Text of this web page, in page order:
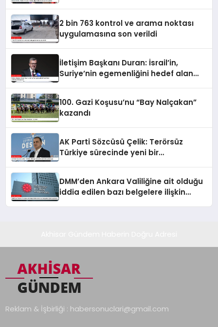
2 bin 763 kontrol ve arama noktası
uygulamasına son verildi
İletişim Başkanı Duran: İsrail’in,
Suriye’nin egemenliğini hedef alan
100. Gazi Koşusu’nu “Bay Nalçakan”
kazandı
AK Parti Sözcüsü Çelik: Terörsüz
Türkiye sürecinde yeni bir
DMM’den Ankara Valiliğine ait olduğu
iddia edilen bazı belgelere ilişkin
Reklam & İşbirliği : habersonuclari@gmail.com